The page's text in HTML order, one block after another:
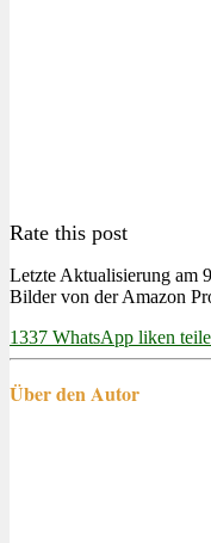
Rate this post
Letzte Aktualisierung am
Bilder von der Amazon
1337 WhatsApp liken
Über den Autor